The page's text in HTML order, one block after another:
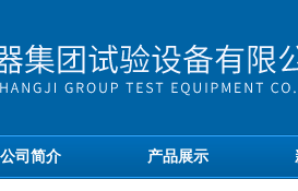
公司简介 产品展示